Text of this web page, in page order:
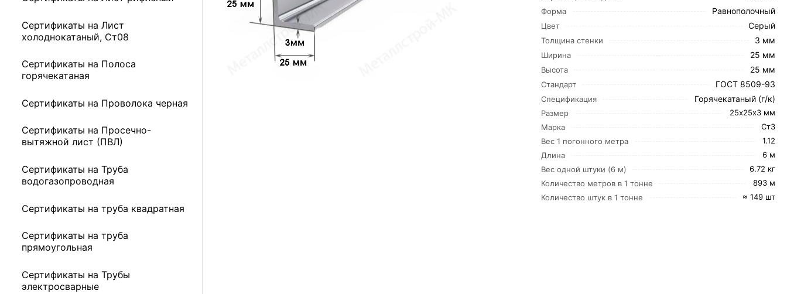
Сертификаты на Лист
холоднокатаный, Ст08
Сертификаты на Полоса
горячекатаная
Сертификаты на Проволока черная
Сертификаты на Просечно-
вытяжной лист (ПВЛ)
Сертификаты на Труба
водогазопроводная
Сертификаты на труба квадратная
Сертификаты на труба
прямоугольная
Сертификаты на Трубы
электросварные
Форма Равнополочный
Цвет Серый
Толщина стенки 3 мм
Ширина 25 мм
Высота 25 мм
Стандарт ГОСТ 8509-93
Спецификация Горячекатаный (г/к)
Размер
25х25х3 мм
Марка
Ст3
Вес 1 погонного метра
1.12
Длина
6 м
Вес одной штуки (6 м)
6.72 кг
Количество метров в 1 тонне
893 м
Количество штук в 1 тонне
≈ 149 шт